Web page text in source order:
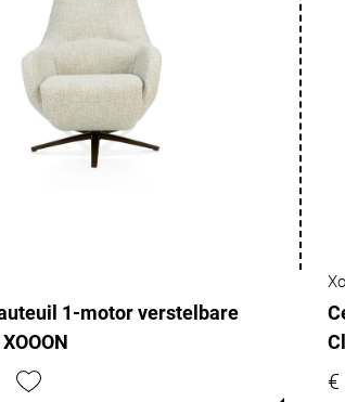
1-motor verstelbare
€